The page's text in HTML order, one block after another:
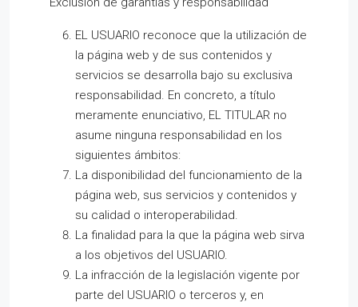
EL USUARIO reconoce que la utilización de
la página web y de sus contenidos y
servicios se desarrolla bajo su exclusiva
responsabilidad. En concreto, a título
meramente enunciativo, EL TITULAR no
asume ninguna responsabilidad en los
siguientes ámbitos:
La disponibilidad del funcionamiento de la
página web, sus servicios y contenidos y
su calidad o interoperabilidad.
La finalidad para la que la página web sirva
a los objetivos del USUARIO.
La infracción de la legislación vigente por
parte del USUARIO o terceros y, en